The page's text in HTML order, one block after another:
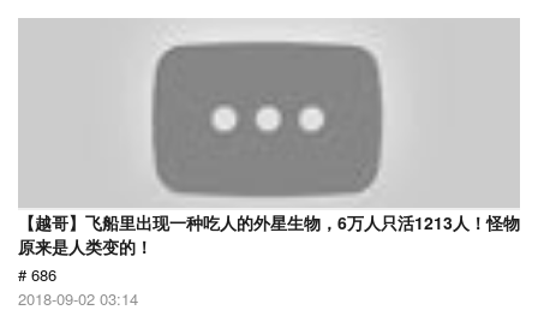
【越哥】飞船里出现一种吃人的外星生物，6万人只活1213人！怪物
原来是人类变的！
# 686
2018-09-02 03:14